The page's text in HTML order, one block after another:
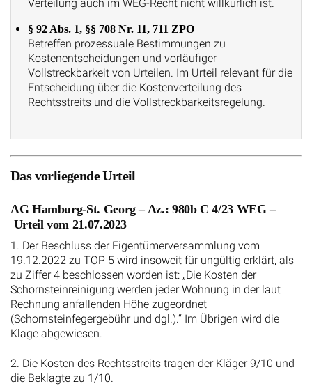
Verteilung auch im WEG-Recht nicht willkürlich ist.
§ 92 Abs. 1, §§ 708 Nr. 11, 711 ZPO
Betreffen prozessuale Bestimmungen zu
Kostenentscheidungen und vorläufiger
Vollstreckbarkeit von Urteilen. Im Urteil relevant für die
Entscheidung über die Kostenverteilung des
Rechtsstreits und die Vollstreckbarkeitsregelung.
Das vorliegende Urteil
AG Hamburg-St. Georg – Az.: 980b C 4/23 WEG –
Urteil vom 21.07.2023
1. Der Beschluss der Eigentümerversammlung vom
19.12.2022 zu TOP 5 wird insoweit für ungültig erklärt, als
zu Ziffer 4 beschlossen worden ist: „Die Kosten der
Schornsteinreinigung werden jeder Wohnung in der laut
Rechnung anfallenden Höhe zugeordnet
(Schornsteinfegergebühr und dgl.).“ Im Übrigen wird die
Klage abgewiesen.
2. Die Kosten des Rechtsstreits tragen der Kläger 9/10 und
die Beklagte zu 1/10.